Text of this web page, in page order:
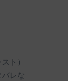
ト）
レな